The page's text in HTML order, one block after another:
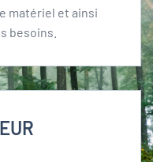
matériel et ainsi
besoins.